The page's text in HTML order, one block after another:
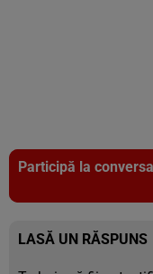
Participă la
LASĂ UN RĂSPUNS